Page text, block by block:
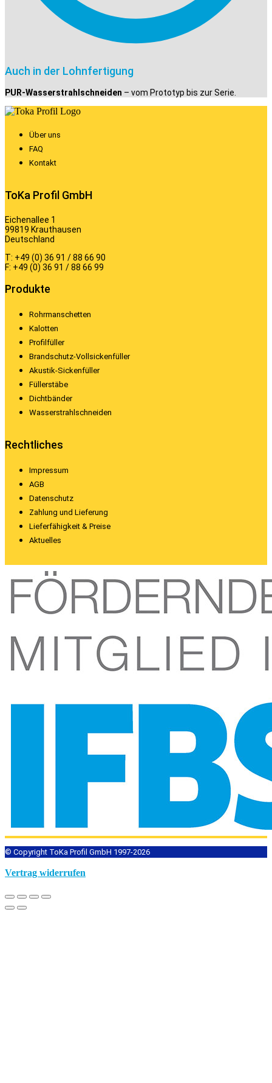
Auch in der Lohnfertigung
PUR-Wasserstrahlschneiden – vom Prototyp bis zur Serie.
Über uns
FAQ
Kontakt
ToKa Profil GmbH
Eichenallee 1
99819 Krauthausen
Deutschland
T: +49 (0) 36 91 / 88 66 90
F: +49 (0) 36 91 / 88 66 99
Produkte
Rohrmanschetten
Kalotten
Profilfüller
Brandschutz-Vollsickenfüller
Akustik-Sickenfüller
Füllerstäbe
Dichtbänder
Wasserstrahlschneiden
Rechtliches
Impressum
AGB
Datenschutz
Zahlung und Lieferung
Lieferfähigkeit & Preise
Aktuelles
© Copyright ToKa Profil GmbH 1997-2026
Vertrag widerrufen